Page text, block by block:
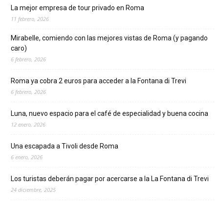
La mejor empresa de tour privado en Roma
11 febrero, 2026
Mirabelle, comiendo con las mejores vistas de Roma (y pagando
caro)
6 febrero, 2026
Roma ya cobra 2 euros para acceder a la Fontana di Trevi
6 febrero, 2026
Luna, nuevo espacio para el café de especialidad y buena cocina
12 enero, 2026
Una escapada a Tivoli desde Roma
6 enero, 2026
Los turistas deberán pagar por acercarse a la La Fontana di Trevi
24 diciembre, 2025